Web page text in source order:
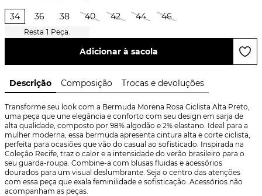
34 36 38 40 42 44 46
1 Peça.
Adicionar à sacola
Descrição Composição Trocas e devoluções
Transforme seu look com a Bermuda Morena Rosa Ciclista Alta Preto,
uma peça que une elegância e conforto com seu design em sarja de
alta qualidade, composto por 98% algodão e 2% elastano. Ideal para a
mulher moderna, essa bermuda apresenta cintura alta e corte ciclista,
perfeita para ocasiões que vão do casual ao sofisticado. Inspirada na
Coleção Recife, traz o calor e a intensidade do verão brasileiro para o
seu guarda-roupa. Combine-a com blusas fluidas e acessórios
dourados para um visual deslumbrante. Seja o centro das atenções
com essa peça que exala feminilidade e sofisticação. Acessórios não
acompanham as peças.